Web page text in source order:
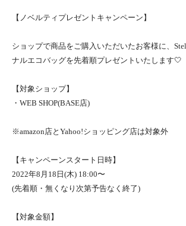
【ノベルティプレゼントキャンペーン】
ショップで商品をご購入いただいたお客様に、
ナルエコバッグを先着順プレゼントいたします🤍
【対象ショップ】
・WEB SHOP(BASE店)
※amazon店とYahoo!ショッピング店は対象外
【キャンペーンスタート日時】
2022年8月18日(木) 18:00〜
(先着順・無くなり次第予告なく終了)
【対象金額】